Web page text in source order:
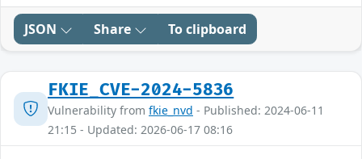
JSON Share To clipboard
FKIE_CVE-2024-5836
Vulnerability from fkie_nvd - Published: 2024-06-11
21:15 - Updated: 2026-06-17 08:16